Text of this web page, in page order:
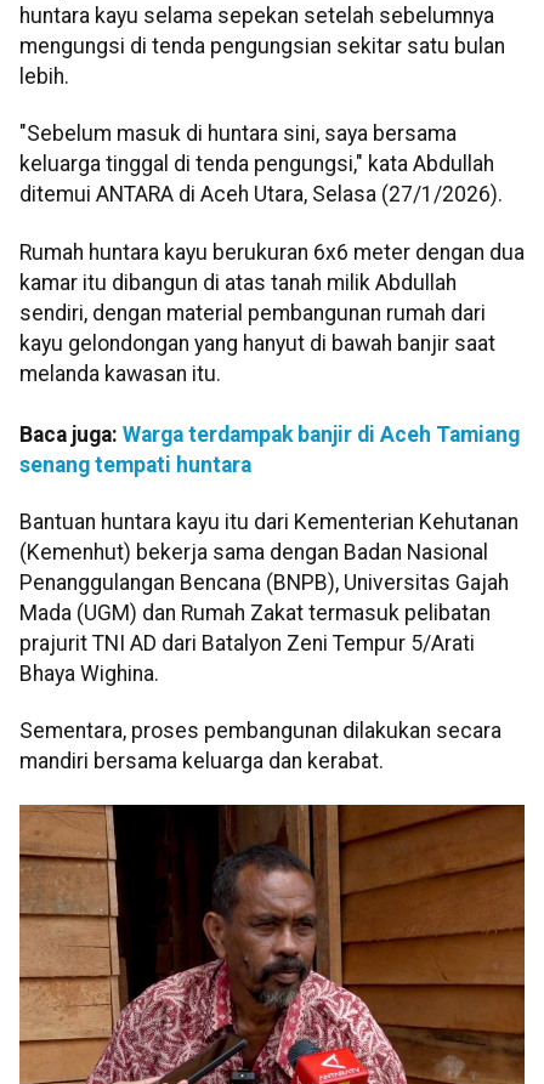
huntara kayu selama sepekan setelah sebelumnya
mengungsi di tenda pengungsian sekitar satu bulan
lebih.
"Sebelum masuk di huntara sini, saya bersama
keluarga tinggal di tenda pengungsi," kata Abdullah
ditemui ANTARA di Aceh Utara, Selasa (27/1/2026).
Rumah huntara kayu berukuran 6x6 meter dengan dua
kamar itu dibangun di atas tanah milik Abdullah
sendiri, dengan material pembangunan rumah dari
kayu gelondongan yang hanyut di bawah banjir saat
melanda kawasan itu.
Baca juga: Warga terdampak banjir di Aceh Tamiang
senang tempati huntara
Bantuan huntara kayu itu dari Kementerian Kehutanan
(Kemenhut) bekerja sama dengan Badan Nasional
Penanggulangan Bencana (BNPB), Universitas Gajah
Mada (UGM) dan Rumah Zakat termasuk pelibatan
prajurit TNI AD dari Batalyon Zeni Tempur 5/Arati
Bhaya Wighina.
Sementara, proses pembangunan dilakukan secara
mandiri bersama keluarga dan kerabat.